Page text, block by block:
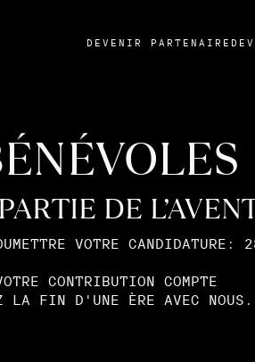
DEVENIR PARTENAIRE
DE
VOTRE CANDIDATURE:
CONTRIBUTION COMPTE
LA FIN D'UNE ÈRE AVEC NOUS.